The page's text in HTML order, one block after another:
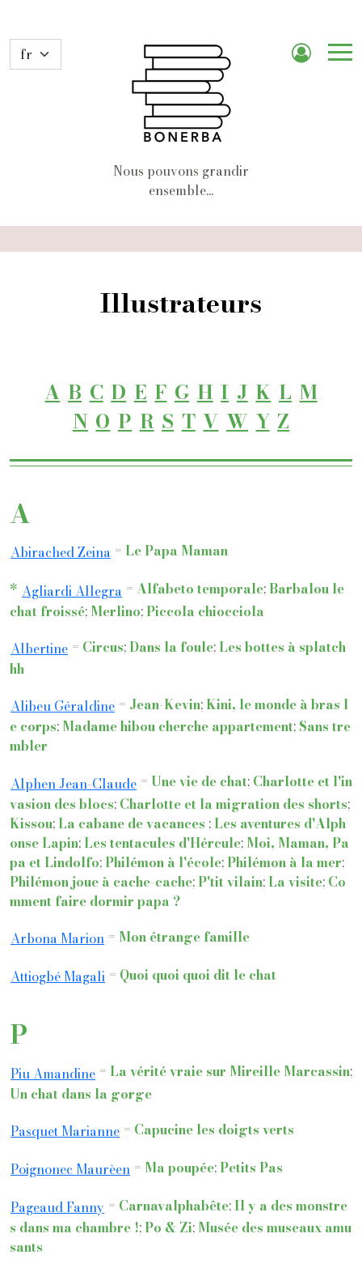
Nous pouvons grandir
ensemble...
Illustrateurs
A B C D E F G H I J K L M
N O P R S T V W Y Z
A
Abirached Zeina = Le Papa Maman
* Agliardi Allegra = Alfabeto temporale;Barbalou le
chat froissé; Merlino;Piccola chiocciola
Albertine = Circus;Dans la foule;Les bottes à splatch
hh
Alibeu Géraldine = Jean-Kevin;Kini, le monde à bras l
e corps; Madame hibou cherche appartement; Sans tre
mbler
Alphen Jean-Claude = Une vie de chat; Charlotte et l'in
vasion des blocs; Charlotte et la migration des shorts;
Kissou;La cabane de vacances ;Les aventures d'Alph
onse Lapin;Les tentacules d'Hércule; Moi, Maman, Pa
pa et Lindolfo;Philémon à l'école;Philémon à la mer;
Philémon joue à cache-cache;P'tit vilain;La visite; Co
mment faire dormir papa ?
Arbona Marion = Mon étrange famille
Attiogbé Magali = Quoi quoi quoi dit le chat
P
Piu Amandine = La vérité vraie sur Mireille Marcassin;
Un chat dans la gorge
Pasquet Marianne = Capucine les doigts verts
Poignonec Maurèen = Ma poupée;Petits Pas
Pageaud Fanny = Carnavalphabête;Il y a des monstre
s dans ma chambre !;Po & Zi; Musée des museaux amu
sants